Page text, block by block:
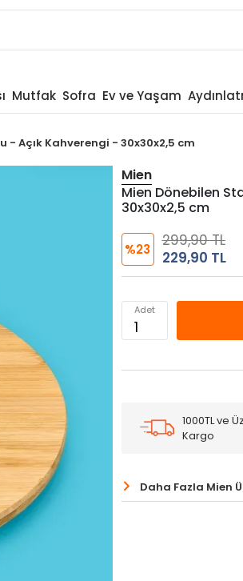
Mutfak Sofra Ev ve Yaşam
- Açık Kahverengi - 30x30x2,5 cm
Mien
Mien Dönebilen
30x30x2,5 cm
%23
299,90 TL
229,90 TL
Adet
1000TL ve
Kargo
Daha Fazla Mien